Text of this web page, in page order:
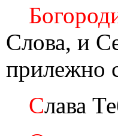
Слова, и
прилежно
Слава